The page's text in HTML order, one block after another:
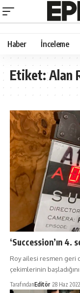
Haber İnceleme
Etiket:Alan
‘Succession’ın 4.
Roy ailesi resmen geri
çekimlerinin
TarafındanEditör 28 Haz 2022